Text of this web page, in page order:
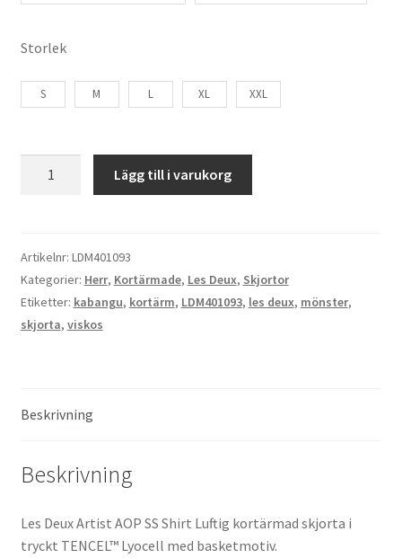
Storlek
S M L XL XXL
SS
Shirt
mängd
Lägg till i varukorg
Artikelnr: LDM401093
Kategorier: Herr, Kortärmade, Les Deux, Skjortor
Etiketter: kabangu, kortärm, LDM401093, les deux, mönster,
skjorta, viskos
Beskrivning
Beskrivning
Les Deux Artist AOP SS Shirt Luftig kortärmad skjorta i
tryckt TENCEL™ Lyocell med basketmotiv.